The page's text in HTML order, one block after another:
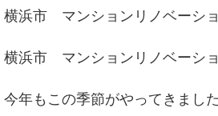
横浜市 マンションリノベーシ
横浜市 マンションリノベーシ
今年もこの季節がやってきまし